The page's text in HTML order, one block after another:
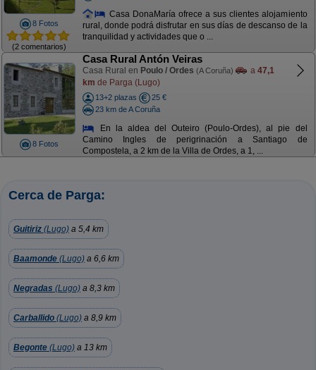
8 Fotos
(2 comentarios)
Casa DonaMaría ofrece a sus clientes alojamiento
rural, donde podrá disfrutar en sus días de descanso de la
tranquilidad y actividades que o ...
8 Fotos
Casa Rural Antón Veiras
Casa Rural en Poulo / Ordes (A Coruña) a 47,1
km de Parga (Lugo)
13+2 plazas
25 €
23 km de A Coruña
En la aldea del Outeiro (Poulo-Ordes), al pie del
Camino Ingles de perigrinación a Santiago de
Compostela, a 2 km de la Villa de Ordes, a 1, ...
Cerca de Parga:
Guitiriz (Lugo) a 5,4 km
Baamonde (Lugo) a 6,6 km
Negradas (Lugo) a 8,3 km
Carballido (Lugo) a 8,9 km
Begonte (Lugo) a 13 km